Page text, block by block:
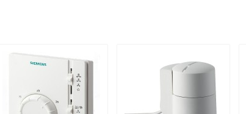
с решеткой
GRILL.SGWL-16-
38 752
GRILL.SGWL-16-
40 681
Конвектор
ITT.080.200.1200 с
решеткой
ITT.080.200.1200 с
решеткой